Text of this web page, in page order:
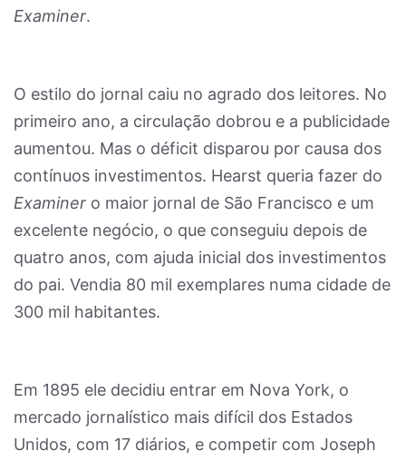
Examiner.
O estilo do jornal caiu no agrado dos leitores. No
primeiro ano, a circulação dobrou e a publicidade
aumentou. Mas o déficit disparou por causa dos
contínuos investimentos. Hearst queria fazer do
Examiner o maior jornal de São Francisco e um
excelente negócio, o que conseguiu depois de
quatro anos, com ajuda inicial dos investimentos
do pai. Vendia 80 mil exemplares numa cidade de
300 mil habitantes.
Em 1895 ele decidiu entrar em Nova York, o
mercado jornalístico mais difícil dos Estados
Unidos, com 17 diários, e competir com Joseph